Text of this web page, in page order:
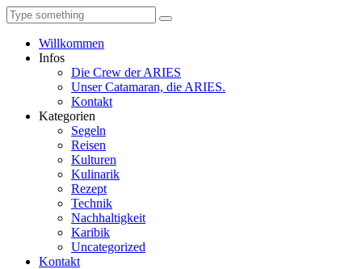
Willkommen
Infos
Die Crew der ARIES
Unser Catamaran, die ARIES.
Kontakt
Kategorien
Segeln
Reisen
Kulturen
Kulinarik
Rezept
Technik
Nachhaltigkeit
Karibik
Uncategorized
Kontakt